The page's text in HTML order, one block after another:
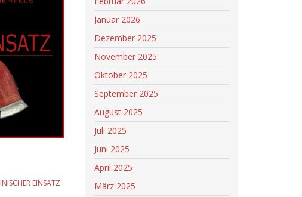
EINSATZ
Januar 2026
Dezember 2025
November 2025
Oktober 2025
September 2025
August 2025
Juli 2025
Juni 2025
April 2025
März 2025